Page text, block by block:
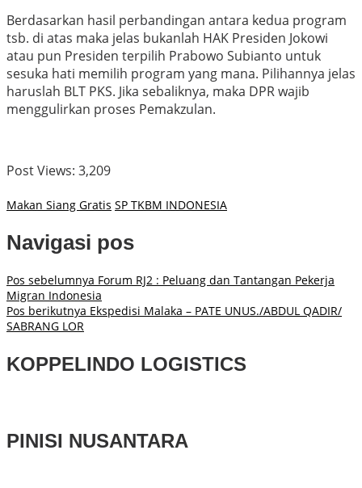
Berdasarkan hasil perbandingan antara kedua program
tsb. di atas maka jelas bukanlah HAK Presiden Jokowi
atau pun Presiden terpilih Prabowo Subianto untuk
sesuka hati memilih program yang mana. Pilihannya jelas
haruslah BLT PKS. Jika sebaliknya, maka DPR wajib
menggulirkan proses Pemakzulan.
Post Views: 3,209
Makan Siang Gratis SP TKBM INDONESIA
Navigasi pos
Pos sebelumnya Forum RJ2 : Peluang dan Tantangan Pekerja
Migran Indonesia
Pos berikutnya Ekspedisi Malaka – PATE UNUS./ABDUL QADIR/
SABRANG LOR
KOPPELINDO LOGISTICS
PINISI NUSANTARA